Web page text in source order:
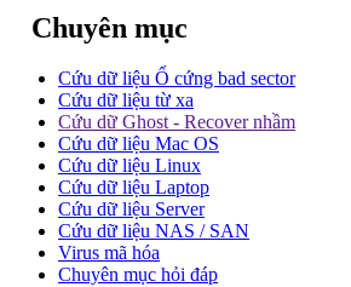
Chuyên mục
Cứu dữ liệu Ổ cứng bad sector
Cứu dữ liệu từ xa
Cứu dữ Ghost - Recover nhầm
Cứu dữ liệu Mac OS
Cứu dữ liệu Linux
Cứu dữ liệu Laptop
Cứu dữ liệu Server
Cứu dữ liệu NAS / SAN
Virus mã hóa
Chuyên mục hỏi đáp